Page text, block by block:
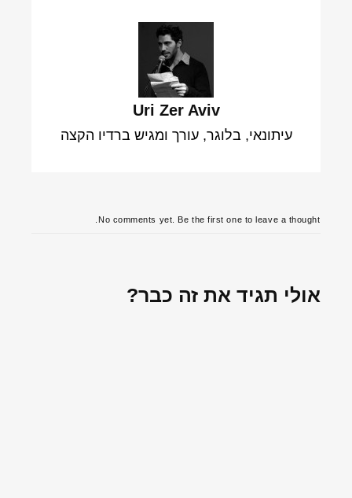
Uri Zer Aviv
עיתונאי, בלוגר, עורך ומגיש ברדיו הקצה
No comments yet. Be the first one to leave a thought.
אולי תגיד את זה כבר?